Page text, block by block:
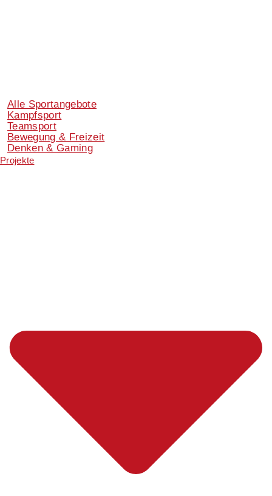
Alle Sportangebote
Kampfsport
Teamsport
Bewegung & Freizeit
Denken & Gaming
Projekte